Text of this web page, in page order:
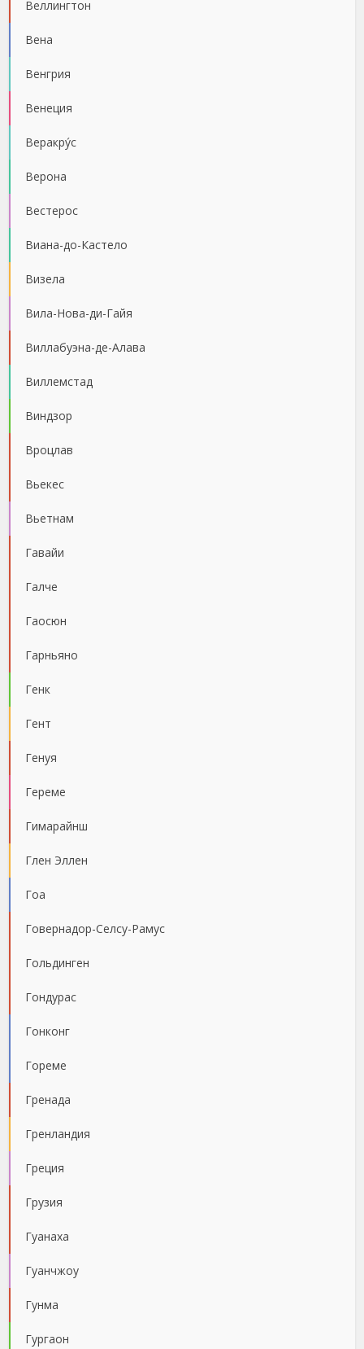
Веллингтон
Вена
Венгрия
Венеция
Веракру́с
Верона
Вестерос
Виана-до-Кастело
Визела
Вила-Нова-ди-Гайя
Виллабуэна-де-Алава
Виллемстад
Виндзор
Вроцлав
Вьекес
Вьетнам
Гавайи
Галче
Гаосюн
Гарньяно
Генк
Гент
Генуя
Гереме
Гимарайнш
Глен Эллен
Гоа
Говернадор-Селсу-Рамус
Гольдинген
Гондурас
Гонконг
Гореме
Гренада
Гренландия
Греция
Грузия
Гуанаха
Гуанчжоу
Гунма
Гургаон